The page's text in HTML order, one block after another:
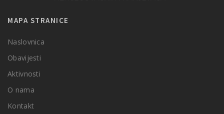
MAPA STRANICE
Naslovnica
Obavijesti
Aktivnosti
O nama
Kontakt